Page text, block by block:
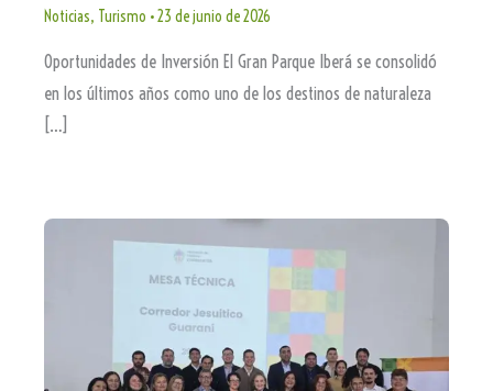
Noticias, Turismo •23 de junio de 2026
Oportunidades de Inversión El Gran Parque Iberá se consolidó
en los últimos años como uno de los destinos de naturaleza
[…]